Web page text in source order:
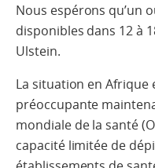
Nous espérons qu’un
disponibles dans 12 à
Ulstein.
La situation en
préoccupante
mondiale de la santé
capacité limitée de